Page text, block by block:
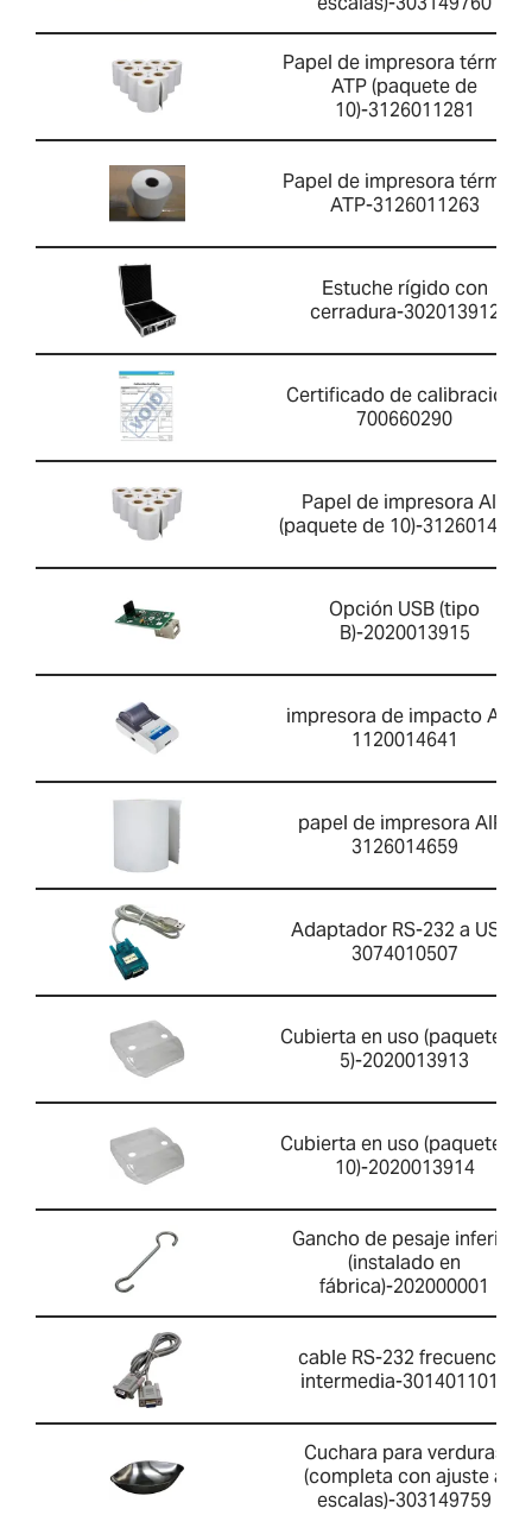
Papel de impresora térmica
ATP (paquete de
10)-3126011281
Papel de impresora térmica
ATP-3126011263
Estuche rígido con
cerradura-302013912
Certificado de calibración-
700660290
Papel de impresora AIP
(paquete de 10)-3126014660
Opción USB (tipo
B)-2020013915
impresora de impacto AIP-
1120014641
papel de impresora AIP-
3126014659
Adaptador RS-232 a USB-
3074010507
Cubierta en uso (paquete de
5)-2020013913
Cubierta en uso (paquete de
10)-2020013914
Gancho de pesaje inferior
(instalado en
fábrica)-202000001
cable RS-232 frecuencia
intermedia-3014011014
Cuchara para verduras
(completa con ajuste a
escalas)-303149759